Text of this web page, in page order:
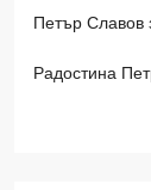
Петър Славов
Радостина